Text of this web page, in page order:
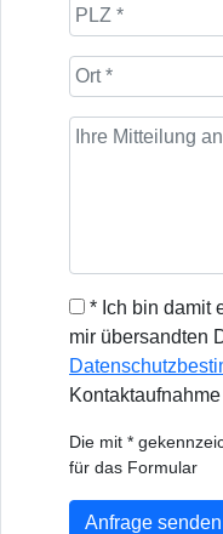
* Ich bin damit
mir übersandten
Die mit *
für das Formular
Anfrage senden